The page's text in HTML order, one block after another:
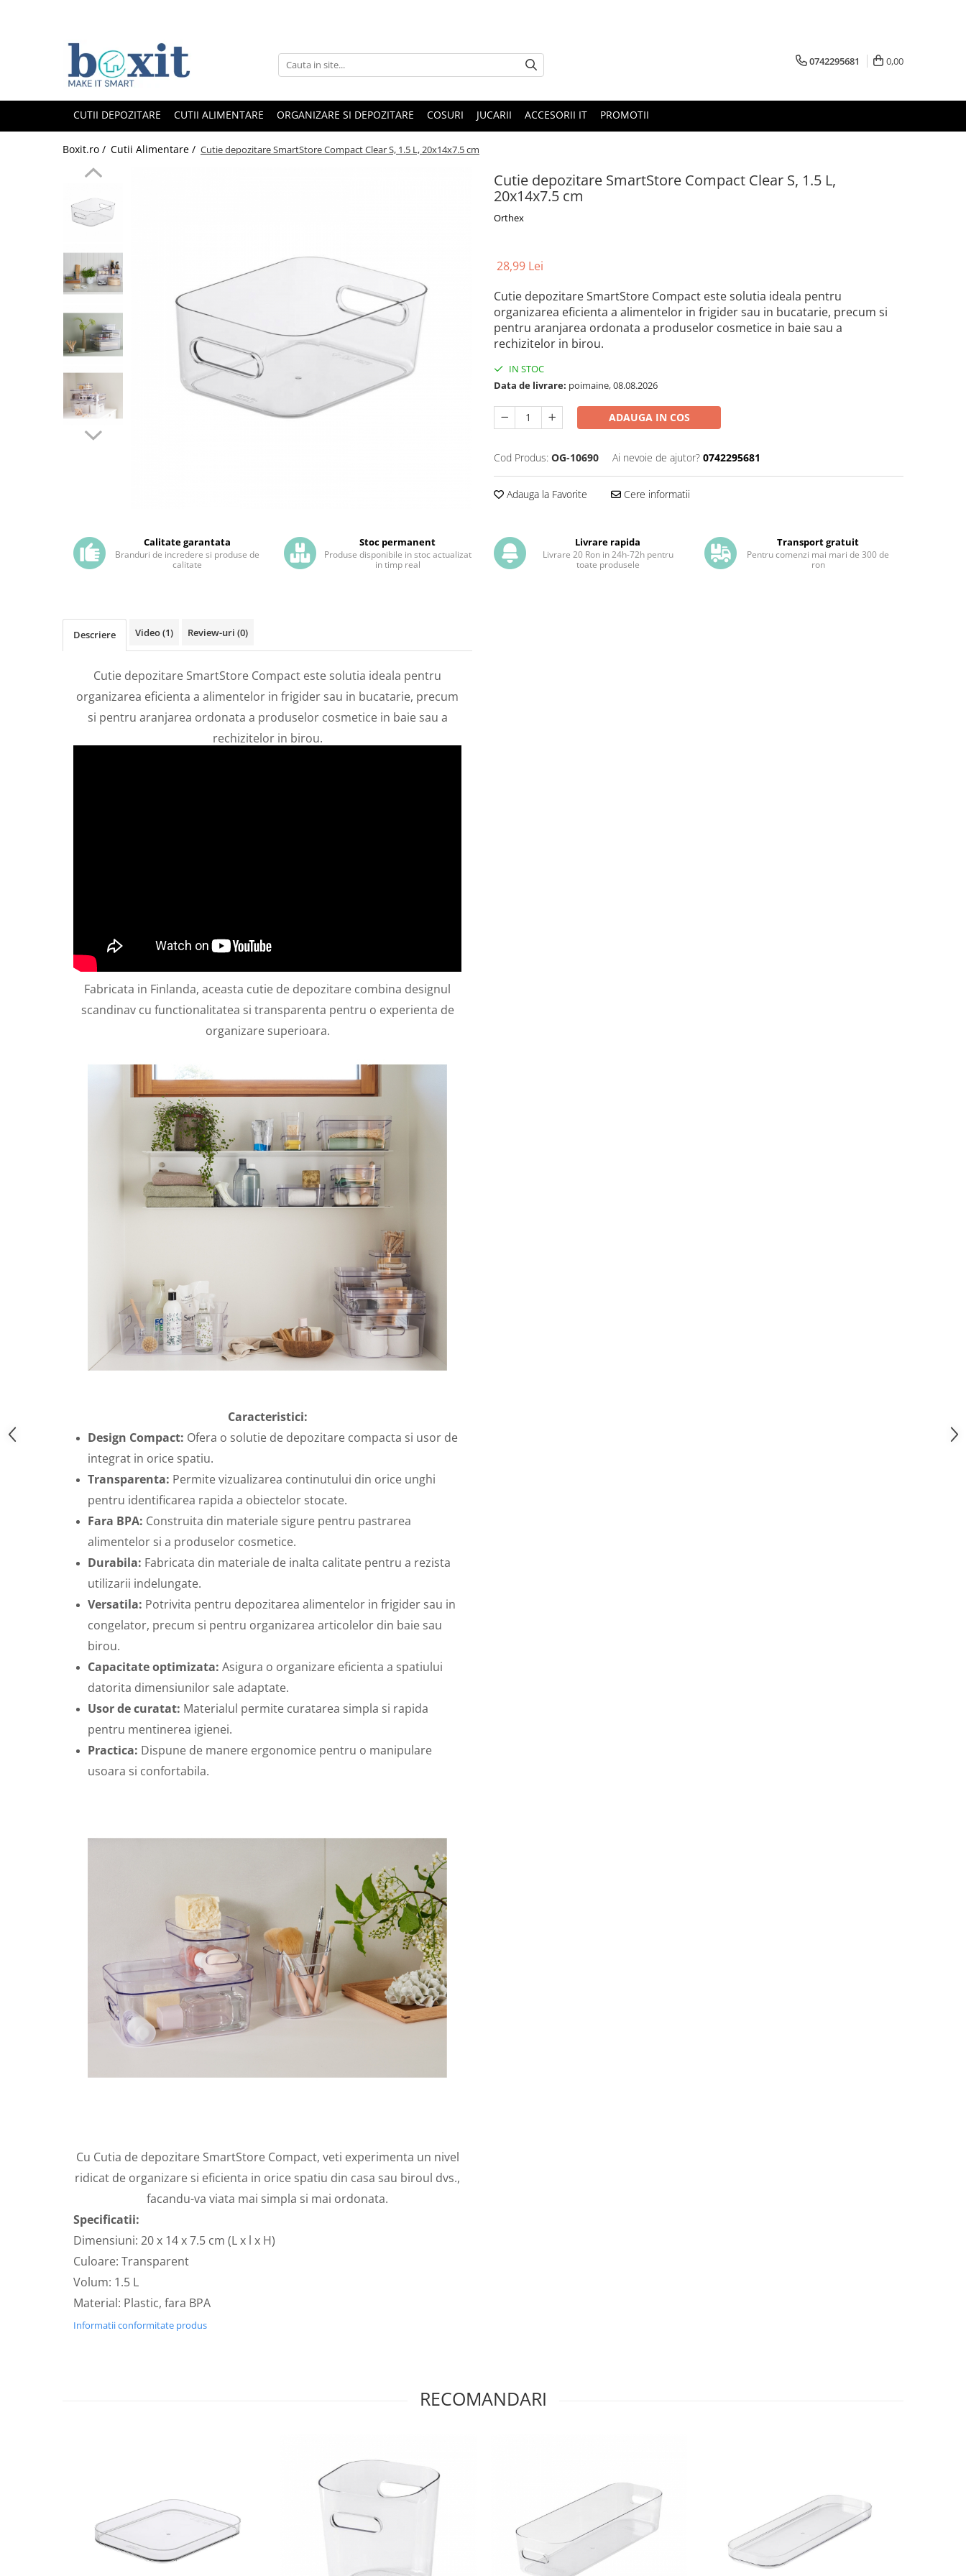
0742295681 0,00
CUTII DEPOZITARE CUTII ALIMENTARE ORGANIZARE SI DEPOZITARE COSURI JUCARII ACCESORII IT PROMOTII
Boxit.ro / Cutii Alimentare / Cutie depozitare SmartStore Compact Clear S, 1.5 L, 20x14x7.5 cm
Cutie depozitare SmartStore Compact Clear S, 1.5 L,
20x14x7.5 cm
Orthex
28,99 Lei
Cutie depozitare SmartStore Compact este solutia ideala pentru
organizarea eficienta a alimentelor in frigider sau in bucatarie, precum si
pentru aranjarea ordonata a produselor cosmetice in baie sau a
rechizitelor in birou.
IN STOC
Data de livrare: poimaine, 08.08.2026
ADAUGA IN COS
Cod Produs: OG-10690 Ai nevoie de ajutor? 0742295681
Adauga la Favorite Cere informatii
Calitate garantata
Branduri de incredere si produse de
calitate
Stoc permanent
Produse disponibile in stoc actualizat
in timp real
Livrare rapida
Livrare 20 Ron in 24h-72h pentru
toate produsele
Transport gratuit
Pentru comenzi mai mari de 300 de
ron
Descriere Video(1) Review-uri (0)
Cutie depozitare SmartStore Compact este solutia ideala pentru
organizarea eficienta a alimentelor in frigider sau in bucatarie, precum
si pentru aranjarea ordonata a produselor cosmetice in baie sau a
rechizitelor in birou.
Fabricata in Finlanda, aceasta cutie de depozitare combina designul
scandinav cu functionalitatea si transparenta pentru o experienta de
organizare superioara.
Caracteristici:
Design Compact: Ofera o solutie de depozitare compacta si usor de
integrat in orice spatiu.
Transparenta: Permite vizualizarea continutului din orice unghi
pentru identificarea rapida a obiectelor stocate.
Fara BPA: Construita din materiale sigure pentru pastrarea
alimentelor si a produselor cosmetice.
Durabila: Fabricata din materiale de inalta calitate pentru a rezista
utilizarii indelungate.
Versatila: Potrivita pentru depozitarea alimentelor in frigider sau in
congelator, precum si pentru organizarea articolelor din baie sau
birou.
Capacitate optimizata: Asigura o organizare eficienta a spatiului
datorita dimensiunilor sale adaptate.
Usor de curatat: Materialul permite curatarea simpla si rapida
pentru mentinerea igienei.
Practica: Dispune de manere ergonomice pentru o manipulare
usoara si confortabila.
Cu Cutia de depozitare SmartStore Compact, veti experimenta un nivel
ridicat de organizare si eficienta in orice spatiu din casa sau biroul dvs.,
facandu-va viata mai simpla si mai ordonata.
Specificatii:
Dimensiuni: 20 x 14 x 7.5 cm (L x l x H)
Culoare: Transparent
Volum: 1.5 L
Material: Plastic, fara BPA
Informatii conformitate produs
RECOMANDARI